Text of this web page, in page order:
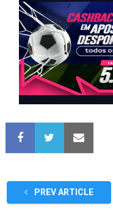
PREV ARTICLE